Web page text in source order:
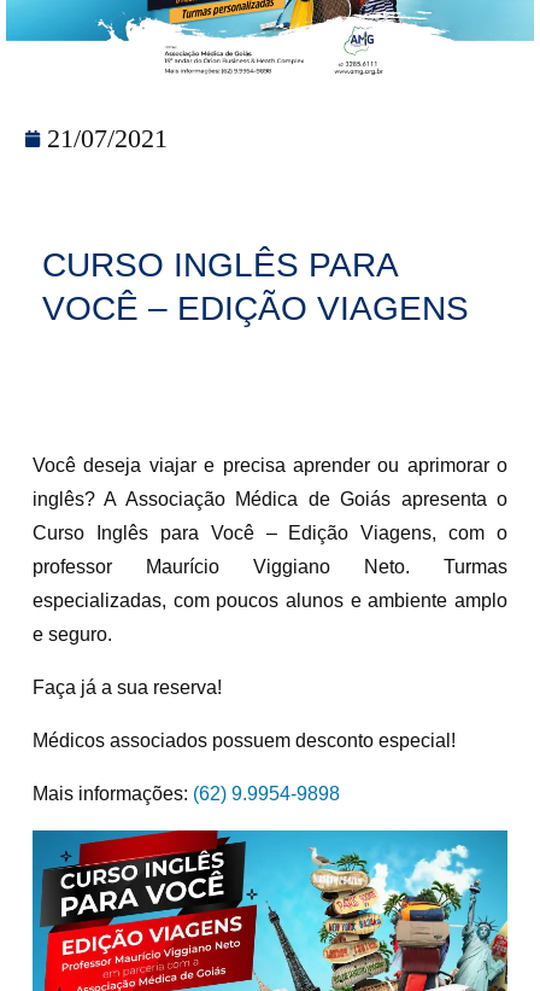
21/07/2021
CURSO INGLÊS PARA
VOCÊ – EDIÇÃO VIAGENS
Você deseja viajar e precisa aprender ou aprimorar o
inglês? A Associação Médica de Goiás apresenta o
Curso Inglês para Você – Edição Viagens, com o
professor Maurício Viggiano Neto. Turmas
especializadas, com poucos alunos e ambiente amplo
e seguro.
Faça já a sua reserva!
Médicos associados possuem desconto especial!
Mais informações: (62) 9.9954-9898